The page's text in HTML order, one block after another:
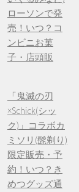
ローソンで発
売！いつ？コ
ンビニお菓
子・店頭販
「鬼滅の刃
×Schick(シッ
ク)」コラボカ
ミソリ(髭剃り)
限定販売・予
約！いつ？き
めつグッズ通